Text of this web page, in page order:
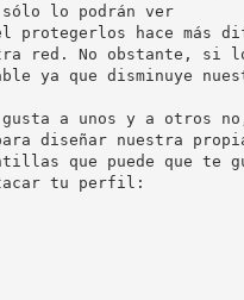
sólo lo podrán ver
protegerlos hace más
red. No obstante, si
ya que disminuye
a unos y a otros
diseñar nuestra
que puede que te
tu perfil: